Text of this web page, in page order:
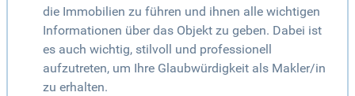
die Immobilien zu führen und ihnen alle wichtigen
Informationen über das Objekt zu geben. Dabei ist
es auch wichtig, stilvoll und professionell
aufzutreten, um Ihre Glaubwürdigkeit als Makler/in
zu erhalten.